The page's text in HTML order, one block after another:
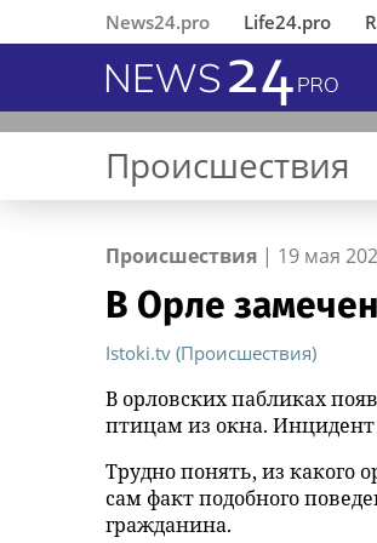
News24.pro Life24.pro
В Ингушетии состоялось
открытие
отреставрированного по
инициативе
республиканского МВД
памятника первому Герою
России Суламбеку Осканову
«Деловые Линии» открыли
новый офис в аэропорту
Благовещенска
MWS AI выложила
«универсальный фильтр» для
больших языковых моделей в
открытый доступ
Горный лес
Активный туризм на Алтае:
сплавы, конные прогулки и
треккинг
Происшествия
Происшествия | 19 мая
В Орле
Istoki.tv (Происшествия)
В орловских пабликах
птицам из окна.
Трудно понять, из какого
сам факт подобного
гражданина.